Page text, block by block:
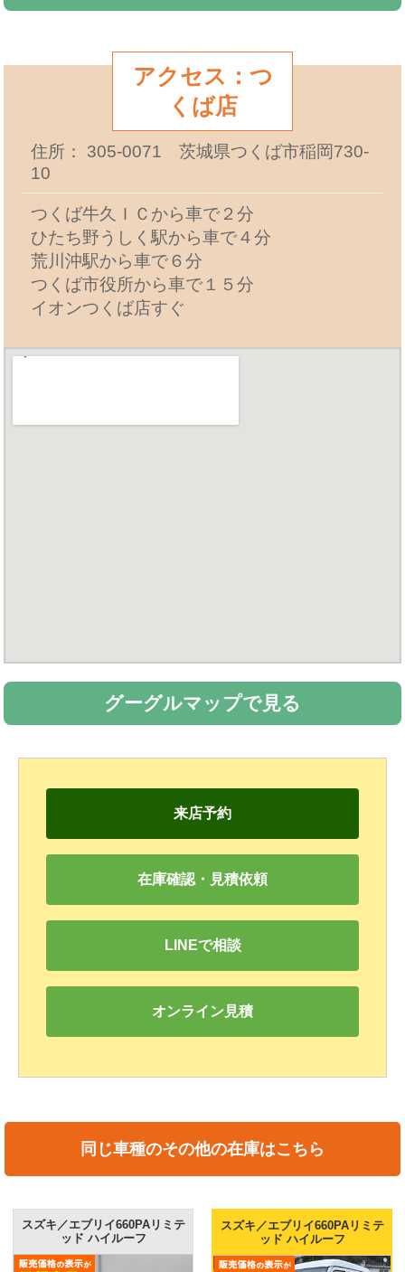
アクセス：つ
くば店
住所： 305-0071 茨城県つくば市稲岡730-
10
つくば牛久ＩＣから車で２分
ひたち野うしく駅から車で４分
荒川沖駅から車で６分
つくば市役所から車で１５分
イオンつくば店すぐ
グーグルマップで見る
来店予約
在庫確認・見積依頼
LINEで相談
オンライン見積
同じ車種のその他の在庫はこちら
スズキ／エブリイ660PAリミテ
ッド ハイルーフ
スズキ／エブリイ660PAリミテ
ッド ハイルーフ